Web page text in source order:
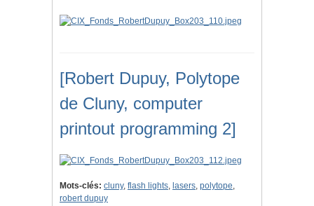
[Robert Dupuy, Polytope
de Cluny, computer
printout programming 2]
Mots-clés: cluny, flash lights, lasers, polytope,
robert dupuy